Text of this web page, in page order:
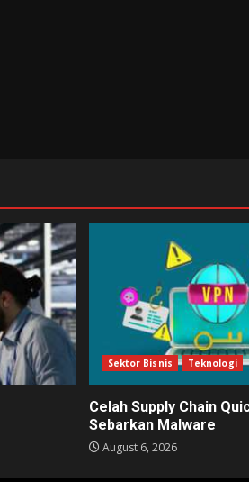
Sektor Bisnis Teknologi
Celah Supply Chain
Sebarkan Malware
August 6, 2026